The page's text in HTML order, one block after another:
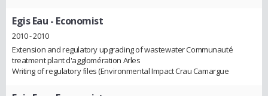
Egis Eau - Economist
2010 - 2010
Extension and regulatory upgrading of wastewater Communauté
treatment plant d'agglomération Arles
Writing of regulatory files (Environmental Impact Crau Camargue